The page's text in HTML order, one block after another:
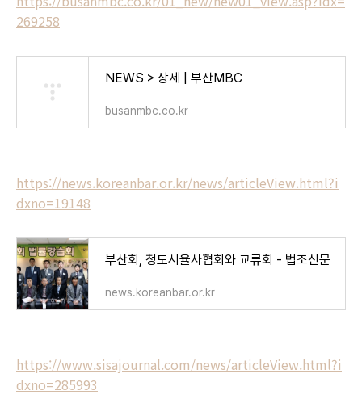
269258
NEWS > 상세 | 부산MBC
busanmbc.co.kr
https://news.koreanbar.or.kr/news/articleView.html?i
dxno=19148
부산회, 청도시율사협회와 교류회 - 법조신문
news.koreanbar.or.kr
https://www.sisajournal.com/news/articleView.html?i
dxno=285993